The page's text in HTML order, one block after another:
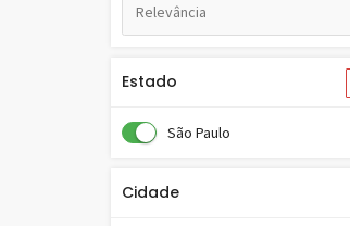
Relevância
Estado
São Paulo
Cidade